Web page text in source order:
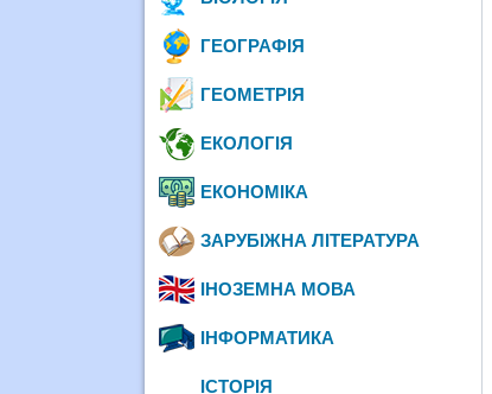
ГЕОГРАФІЯ
ГЕОМЕТРІЯ
ЕКОЛОГІЯ
ЕКОНОМІКА
ЗАРУБІЖНА ЛІТЕРАТУРА
ІНОЗЕМНА МОВА
ІНФОРМАТИКА
ІСТОРІЯ